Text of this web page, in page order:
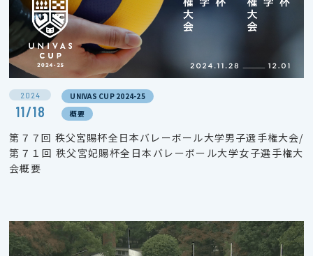
2024
11/18
UNIVAS CUP 2024-25
概要
第７７回 秩父宮賜杯全日本バレーボール大学男子選手権大会/
第７１回 秩父宮妃賜杯全日本バレーボール大学女子選手権大
会概要